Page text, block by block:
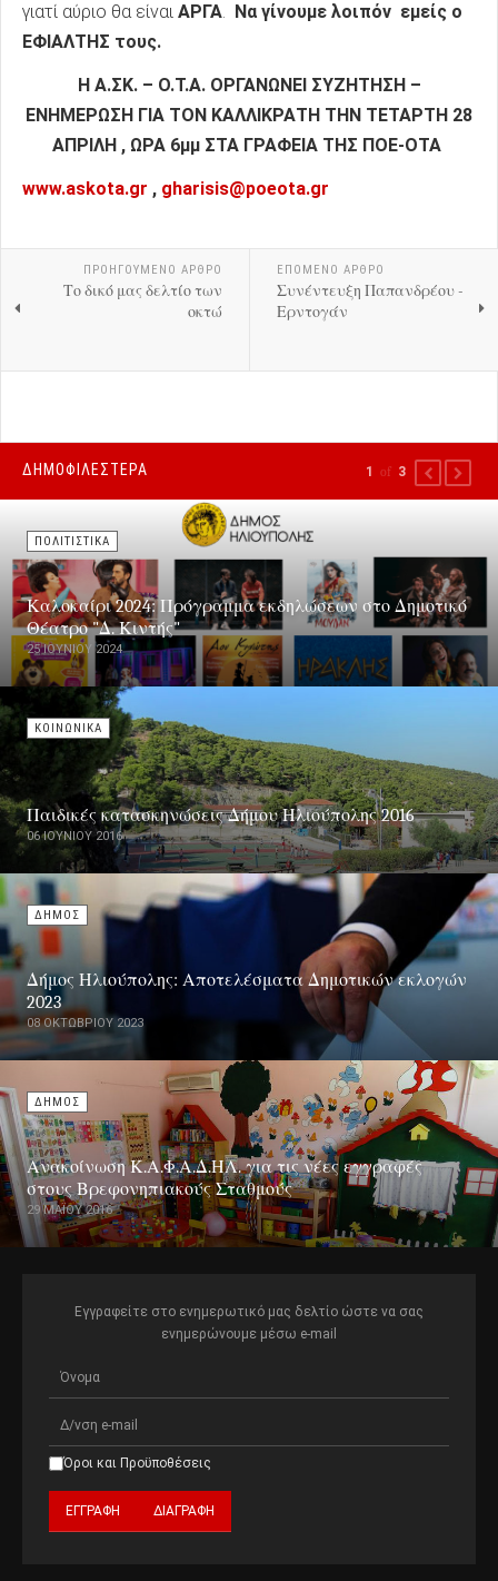
γιατί αύριο θα είναι ΑΡΓΑ.
Να γίνουμε λοιπόν εμείς ο
ΕΦΙΑΛΤΗΣ τους.
Η Α.ΣΚ. – Ο.Τ.Α. ΟΡΓΑΝΩΝΕΙ ΣΥΖΗΤΗΣΗ –
ΕΝΗΜΕΡΩΣΗ ΓΙΑ ΤΟΝ ΚΑΛΛΙΚΡΑΤΗ ΤΗΝ ΤΕΤΑΡΤΗ 28
ΑΠΡΙΛΗ , ΩΡΑ 6μμ ΣΤΑ ΓΡΑΦΕΙΑ ΤΗΣ ΠΟΕ-ΟΤΑ
www.askota.gr , gharisis@poeota.gr
ΠΡΟΗΓΟΎΜΕΝΟ ΑΡΘΡΟ
Το δικό μας δελτίο των
οκτώ
ΕΠΟΜΕΝΟ ΑΡΘΡΟ
Συνέντευξη Παπανδρέου -
Ερντογάν
ΔΗΜΟΦΙΛΕΣΤΕΡΑ
ΠΟΛΙΤΙΣΤΙΚΑ
Καλοκαίρι 2024: Πρόγραμμα εκδηλώσεων στο Δημοτικό
Θέατρο "Δ. Κιντής"
25 ΙΟΥΝΊΟΥ 2024
ΚΟΙΝΩΝΙΚΑ
Παιδικές κατασκηνώσεις Δήμου Ηλιούπολης 2016
06 ΙΟΥΝΊΟΥ 2016
ΔΗΜΟΣ
Δήμος Ηλιούπολης: Αποτελέσματα Δημοτικών εκλογών
2023
08 ΟΚΤΩΒΡΊΟΥ 2023
ΔΗΜΟΣ
Ανακοίνωση Κ.Α.Φ.Α.Δ.ΗΛ. για τις νέες εγγραφές
στους Βρεφονηπιακούς Σταθμούς
29 ΜΑΪ́ΟΥ 2016
1 of 3 PREVIOUS
NEXT
Εγγραφείτε στο ενημερωτικό μας δελτίο ώστε να σας
ενημερώνουμε μέσω e-mail
Όροι και Προϋποθέσεις